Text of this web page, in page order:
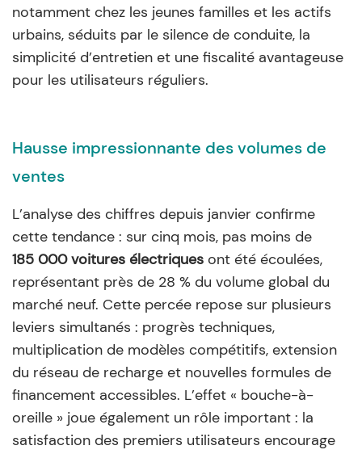
notamment chez les jeunes familles et les actifs
urbains, séduits par le silence de conduite, la
simplicité d’entretien et une fiscalité avantageuse
pour les utilisateurs réguliers.
Hausse impressionnante des volumes de
ventes
L’analyse des chiffres depuis janvier confirme
cette tendance : sur cinq mois, pas moins de
185 000 voitures électriques ont été écoulées,
représentant près de 28 % du volume global du
marché neuf. Cette percée repose sur plusieurs
leviers simultanés : progrès techniques,
multiplication de modèles compétitifs, extension
du réseau de recharge et nouvelles formules de
financement accessibles. L’effet « bouche-à-
oreille » joue également un rôle important : la
satisfaction des premiers utilisateurs encourage